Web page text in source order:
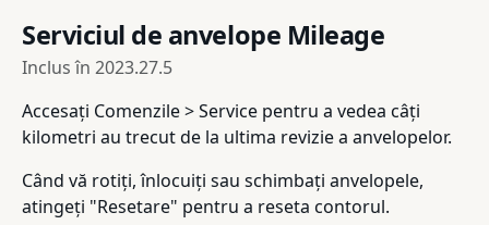
Serviciul de anvelope Mileage
Inclus în 2023.27.5
Accesați Comenzile > Service pentru a vedea câți
kilometri au trecut de la ultima revizie a anvelopelor.
Când vă rotiți, înlocuiți sau schimbați anvelopele,
atingeți "Resetare" pentru a reseta contorul.